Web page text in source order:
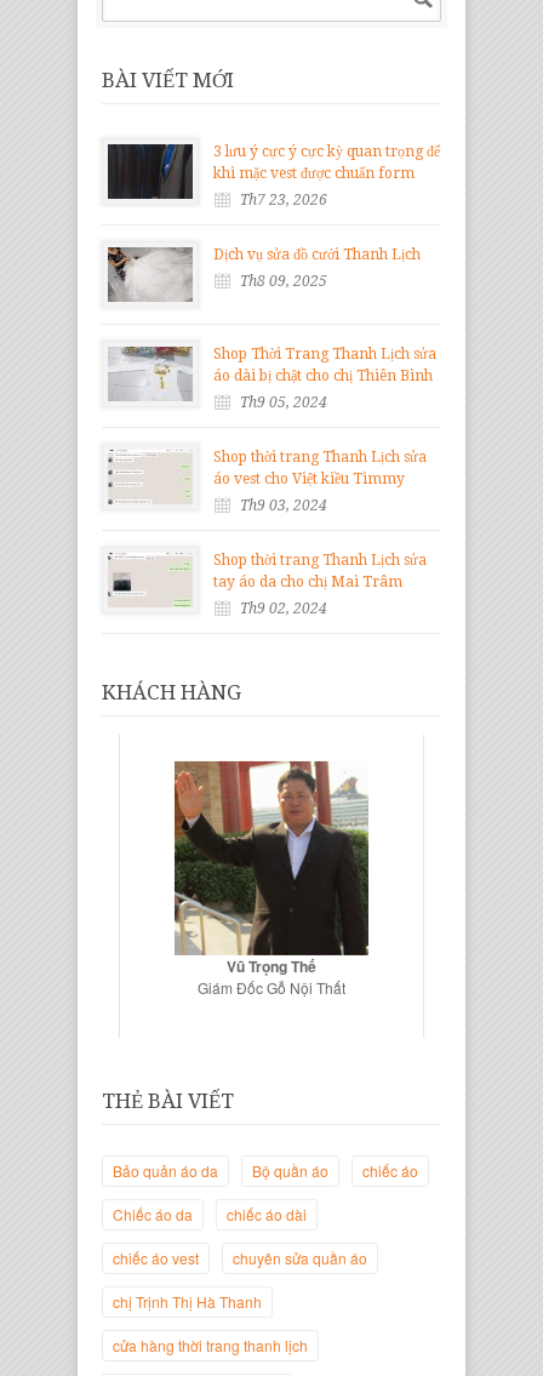
BÀI VIẾT MỚI
3 lưu ý cực ý cực kỳ quan trọng để
khi mặc vest được chuẩn form
Th7 23, 2026
Dịch vụ sửa đồ cưới Thanh Lịch
Th8 09, 2025
Shop Thời Trang Thanh Lịch sửa
áo dài bị chật cho chị Thiên Bình
Th9 05, 2024
Shop thời trang Thanh Lịch sửa
áo vest cho Việt kiều Timmy
Th9 03, 2024
Shop thời trang Thanh Lịch sửa
tay áo da cho chị Mai Trâm
Th9 02, 2024
KHÁCH HÀNG
Vũ Trọng Thế
Giám Đốc Gỗ Nội Thất
Trịnh Thị Hà Thanh
Giám Đốc Thương Hiệu Giày Thời
Trang Thanh Lịch
THẺ BÀI VIẾT
Bảo quản áo da Bộ quần áo chiếc áo
Chiếc áo da chiếc áo dài
chiếc áo vest chuyên sửa quần áo
chị Trịnh Thị Hà Thanh
cửa hàng thời trang thanh lịch